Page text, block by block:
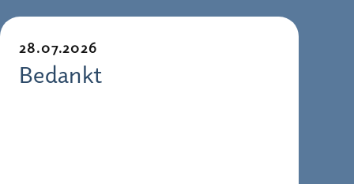
28.07.2026
Bedankt